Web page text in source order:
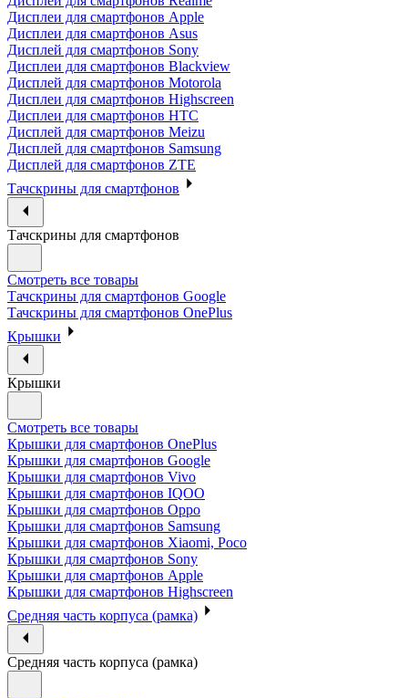
Дисплеи для смартфонов Apple
Дисплеи для смартфонов Asus
Дисплей для смартфонов Sony
Дисплеи для смартфонов Blackview
Дисплей для смартфонов Motorola
Дисплеи для смартфонов Highscreen
Дисплеи для смартфонов HTC
Дисплей для смартфонов Meizu
Дисплей для смартфонов Samsung
Дисплей для смартфонов ZTE
Тачскрины для смартфонов
Тачскрины для смартфонов
Смотреть все товары
Тачскрины для смартфонов Google
Тачскрины для смартфонов OnePlus
Крышки
Крышки
Смотреть все товары
Крышки для смартфонов OnePlus
Крышки для смартфонов Google
Крышки для смартфонов Vivo
Крышки для смартфонов IQOO
Крышки для смартфонов Oppo
Крышки для смартфонов Samsung
Крышки для смартфонов Xiaomi, Poco
Крышки для смартфонов Sony
Крышки для смартфонов Apple
Крышки для смартфонов Highscreen
Средняя часть корпуса (рамка)
Средняя часть корпуса (рамка)